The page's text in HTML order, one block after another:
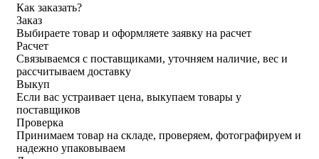
Как заказать?
Заказ
Выбираете товар и оформляете заявку на расчет
Расчет
Связываемся с поставщиками, уточняем наличие, вес и
рассчитываем доставку
Выкуп
Если вас устраивает цена, выкупаем товары у
поставщиков
Проверка
Принимаем товар на складе, проверяем, фотографируем и
надежно упаковываем